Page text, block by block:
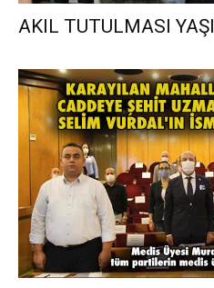
AKIL TUTULMASI